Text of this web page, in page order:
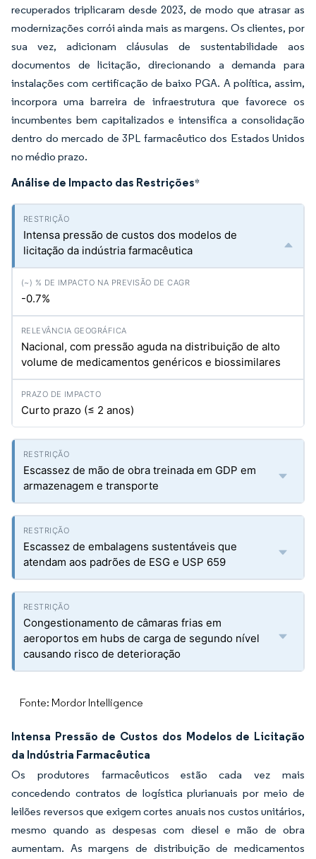
recuperados triplicaram desde 2023, de modo que atrasar as
modernizações corrói ainda mais as margens. Os clientes, por
sua vez, adicionam cláusulas de sustentabilidade aos
documentos de licitação, direcionando a demanda para
instalações com certificação de baixo PGA. A política, assim,
incorpora uma barreira de infraestrutura que favorece os
incumbentes bem capitalizados e intensifica a consolidação
dentro do mercado de 3PL farmacêutico dos Estados Unidos
no médio prazo.
Análise de Impacto das Restrições*
Intensa pressão de custos dos modelos de
licitação da indústria farmacêutica
-0.7%
Nacional, com pressão aguda na distribuição de alto
volume de medicamentos genéricos e biossimilares
Curto prazo (≤ 2 anos)
Escassez de mão de obra treinada em GDP em
armazenagem e transporte
Escassez de embalagens sustentáveis que
atendam aos padrões de ESG e USP 659
Congestionamento de câmaras frias em
aeroportos em hubs de carga de segundo nível
causando risco de deterioração
Fonte: Mordor Intelligence
Intensa Pressão de Custos dos Modelos de Licitação
da Indústria Farmacêutica
Os produtores farmacêuticos estão cada vez mais
concedendo contratos de logística plurianuais por meio de
leilões reversos que exigem cortes anuais nos custos unitários,
mesmo quando as despesas com diesel e mão de obra
aumentam. As margens de distribuição de medicamentos